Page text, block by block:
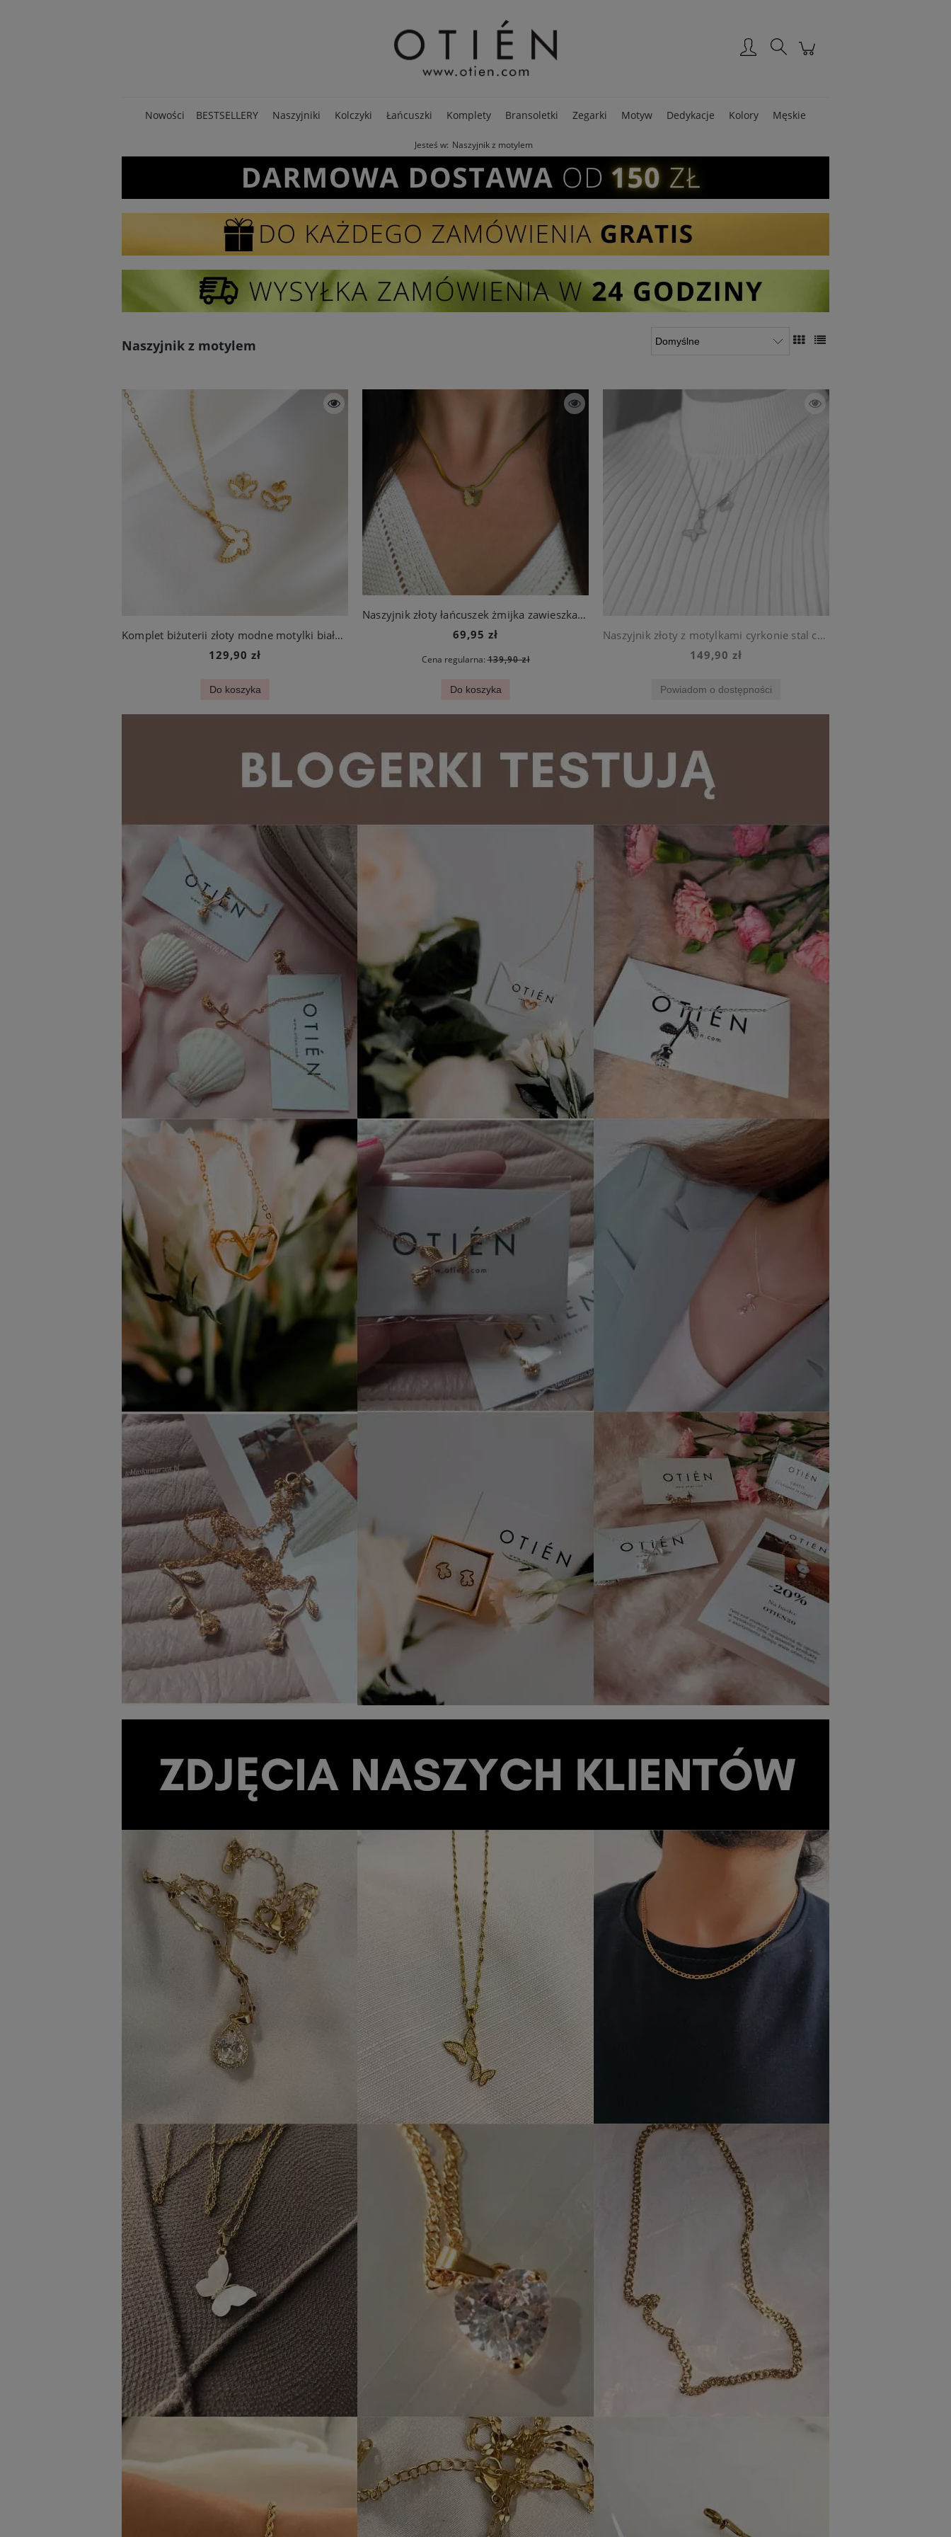
Nowości BESTSELLERY Naszyjniki Kolczyki Łańcuszki Komplety Bransoletki Zegarki Motyw Dedykacje Kolory Męskie
PREMIUM Opakowania Pierścionki SALE - 80%
Jesteś w: Naszyjnik z motylem
Naszyjnik z motylem
Komplet biżuterii złoty modne motylki białe ze stali nierdzewnej
129,90 zł
Do koszyka
Naszyjnik złoty łańcuszek żmijka zawieszka motylek stal chirurgiczna
69,95 zł
Cena regularna:139,90 zł
Do koszyka
Naszyjnik złoty z motylkami cyrkonie stal chirurgiczna
149,90 zł
Powiadom o dostępności